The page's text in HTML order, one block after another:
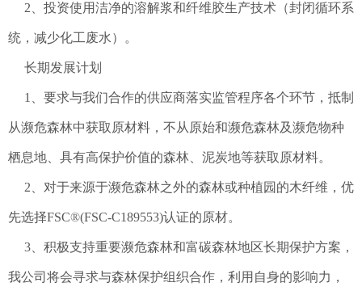
2、投资使用洁净的溶解浆和纤维胶生产技术（封闭循环系
统，减少化工废水）。
长期发展计划
1、要求与我们合作的供应商落实监管程序各个环节，抵制
从濒危森林中获取原材料，不从原始和濒危森林及濒危物种
栖息地、具有高保护价值的森林、泥炭地等获取原材料。
2、对于来源于濒危森林之外的森林或种植园的木纤维，优
先选择FSC®(FSC-C189553)认证的原材。
3、积极支持重要濒危森林和富碳森林地区长期保护方案，
我公司将会寻求与森林保护组织合作，利用自身的影响力，